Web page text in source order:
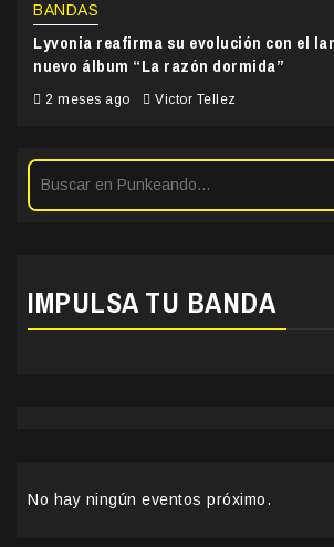
BANDAS
Lyvonia reafirma su evolución con el
nuevo álbum “La razón dormida”
2 meses ago Victor Tellez
IMPULSA TU BANDA
No hay ningún eventos próximo.